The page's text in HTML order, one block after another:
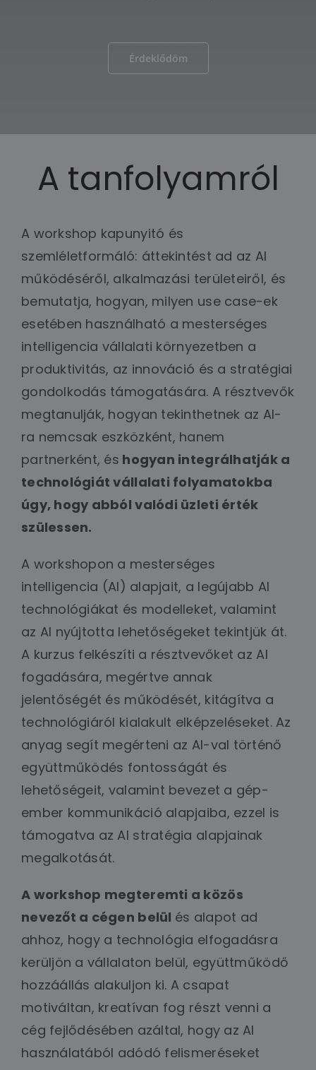
Érdeklődöm
A tanfolyamról
A workshop kapunyitó és
szemléletformáló: áttekintést ad az AI
működéséről, alkalmazási területeiről, és
bemutatja, hogyan, milyen use case-ek
esetében használható a mesterséges
intelligencia vállalati környezetben a
produktivitás, az innováció és a stratégiai
gondolkodás támogatására. A résztvevők
megtanulják, hogyan tekinthetnek az AI-
ra nemcsak eszközként, hanem
partnerként, és hogyan integrálhatják a
technológiát vállalati folyamatokba
úgy, hogy abból valódi üzleti érték
szülessen.
A workshopon a mesterséges
intelligencia (AI) alapjait, a legújabb AI
technológiákat és modelleket, valamint
az AI nyújtotta lehetőségeket tekintjük át.
A kurzus felkészíti a résztvevőket az AI
fogadására, megértve annak
jelentőségét és működését, kitágítva a
technológiáról kialakult elképzeléseket. Az
anyag segít megérteni az AI-val történő
együttműködés fontosságát és
lehetőségeit, valamint bevezet a gép-
ember kommunikáció alapjaiba, ezzel is
támogatva az AI stratégia alapjainak
megalkotását.
A workshop megteremti a közös
nevezőt a cégen belül és alapot ad
ahhoz, hogy a technológia elfogadásra
kerüljön a vállalaton belül, együttműködő
hozzáállás alakuljon ki. A csapat
motiváltan, kreatívan fog részt venni a
cég fejlődésében azáltal, hogy az AI
használatából adódó felismeréseket